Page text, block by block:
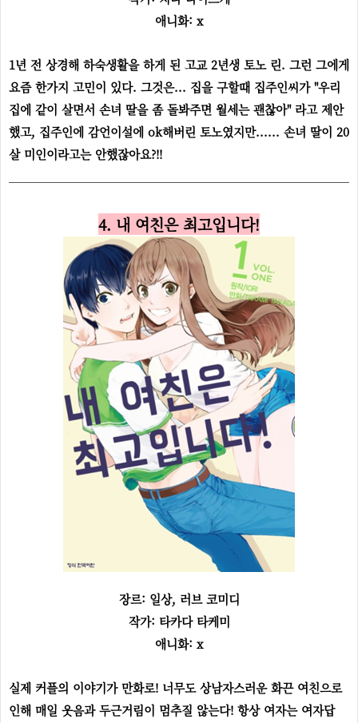
애니화: x
1년 전 상경해 하숙생활을 하게 된 고교 2년생 토노 린. 그런 그에게
요즘 한가지 고민이 있다. 그것은... 집을 구할때 집주인씨가 "우리
집에 같이 살면서 손녀 딸을 좀 돌봐주면 월세는 괜찮아" 라고 제안
했고, 집주인에 감언이설에 ok해버린 토노였지만...... 손녀 딸이 20
살 미인이라고는 안했잖아요?!!
4. 내 여친은 최고입니다!
장르: 일상, 러브 코미디
작가: 타카다 타케미
애니화: x
실제 커플의 이야기가 만화로! 너무도 상남자스러운 화끈 여친으로
인해 매일 웃음과 두근거림이 멈추질 않는다! 항상 여자는 여자답